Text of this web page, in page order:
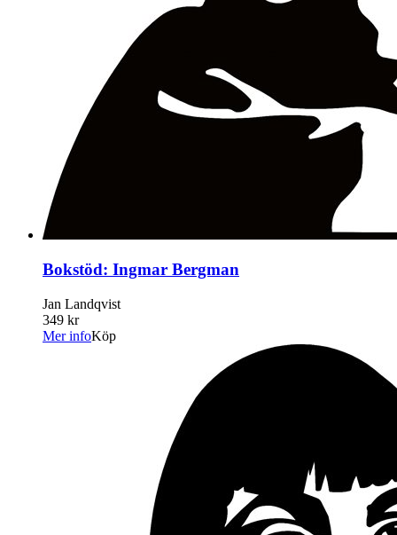
Bokstöd: Ingmar Bergman
Jan Landqvist
349 kr
Mer infoKöp